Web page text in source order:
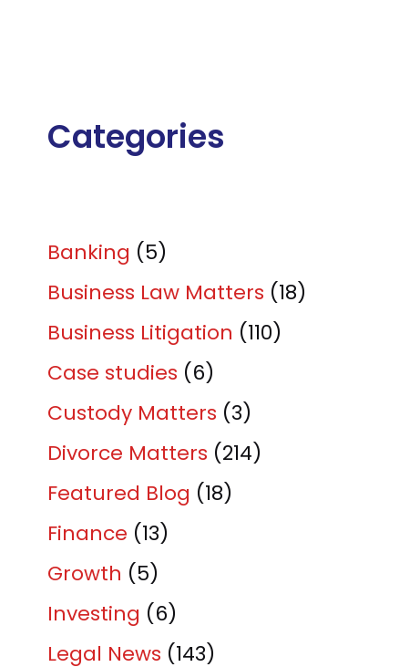
Categories
Banking (5)
Business Law Matters (18)
Business Litigation (110)
Case studies (6)
Custody Matters (3)
Divorce Matters (214)
Featured Blog (18)
Finance (13)
Growth (5)
Investing (6)
Legal News (143)